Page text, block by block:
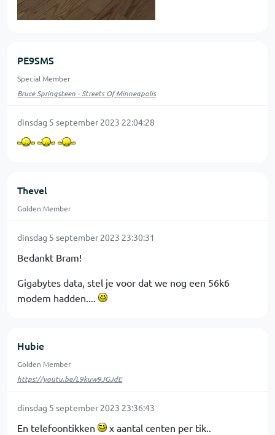
PE9SMS
Special Member
Bruce Springsteen - Streets Of Minneapolis
dinsdag 5 september 2023 22:04:28
Thevel
Golden Member
dinsdag 5 september 2023 23:30:31
Bedankt Bram!
Gigabytes data, stel je voor dat we nog een 56k6
modem hadden....
Hubie
Golden Member
https://youtu.be/L9kuw9JGJdE
dinsdag 5 september 2023 23:36:43
En telefoontikken x aantal centen per tik..